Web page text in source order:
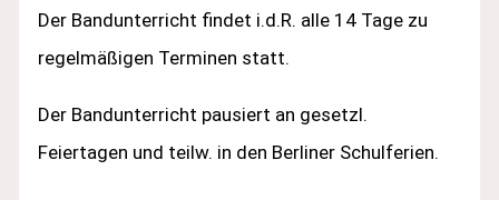
Der Bandunterricht findet i.d.R. alle 14 Tage zu
regelmäßigen Terminen statt.
Der Bandunterricht pausiert an gesetzl.
Feiertagen und teilw. in den Berliner Schulferien.